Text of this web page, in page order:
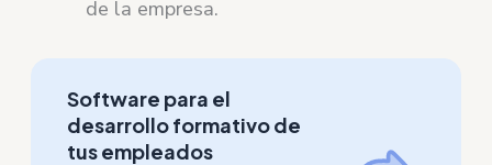
de la empresa.
Software para el
desarrollo formativo de
tus empleados